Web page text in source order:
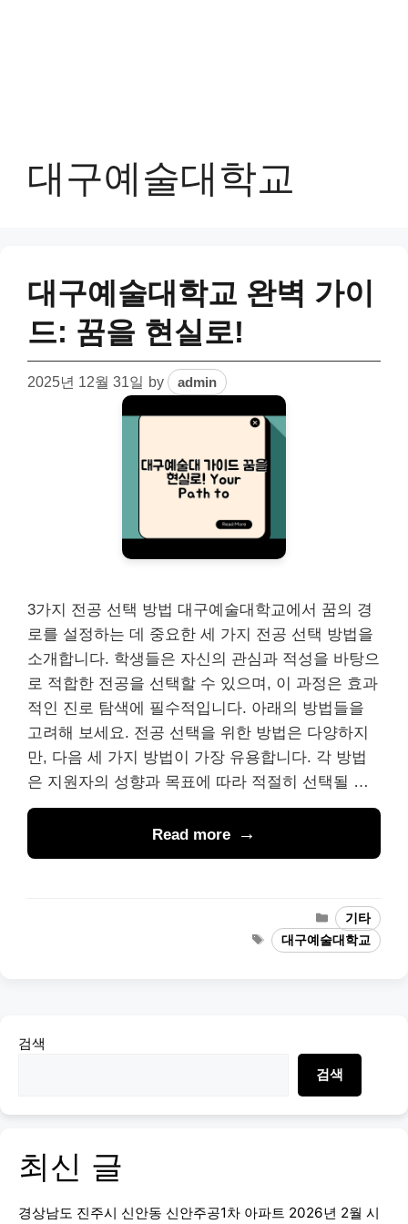
대구예술대학교
대구예술대학교 완벽 가이
드: 꿈을 현실로!
2025년 12월 31일 by admin
3가지 전공 선택 방법 대구예술대학교에서 꿈의 경
로를 설정하는 데 중요한 세 가지 전공 선택 방법을
소개합니다. 학생들은 자신의 관심과 적성을 바탕으
로 적합한 전공을 선택할 수 있으며, 이 과정은 효과
적인 진로 탐색에 필수적입니다. 아래의 방법들을
고려해 보세요. 전공 선택을 위한 방법은 다양하지
만, 다음 세 가지 방법이 가장 유용합니다. 각 방법
은 지원자의 성향과 목표에 따라 적절히 선택될 …
Read more
Categories
기타
Tags
대구예술대학교
검색
검색
최신 글
경상남도 진주시 신안동 신안주공1차 아파트 2026년 2월 시